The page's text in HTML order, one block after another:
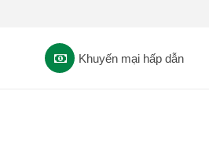
Khuyến mại hấp dẫn